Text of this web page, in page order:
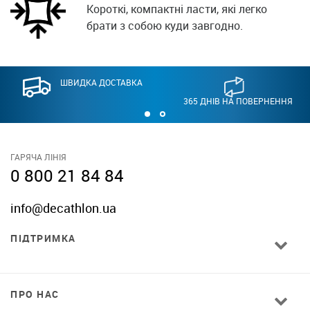
Короткі, компактні ласти, які легко
брати з собою куди завгодно.
ШВИДКА ДОСТАВКА
365 ДНІВ НА ПОВЕРНЕННЯ
ГАРЯЧА ЛІНІЯ
0 800 21 84 84
info@decathlon.ua
ПІДТРИМКА
ПРО НАС